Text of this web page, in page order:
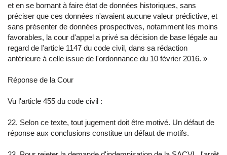
et en se bornant à faire état de données historiques, sans
préciser que ces données n'avaient aucune valeur prédictive, et
sans présenter de données prospectives, notamment les moins
favorables, la cour d'appel a privé sa décision de base légale au
regard de l'article 1147 du code civil, dans sa rédaction
antérieure à celle issue de l'ordonnance du 10 février 2016. »
Réponse de la Cour
Vu l'article 455 du code civil :
22. Selon ce texte, tout jugement doit être motivé. Un défaut de
réponse aux conclusions constitue un défaut de motifs.